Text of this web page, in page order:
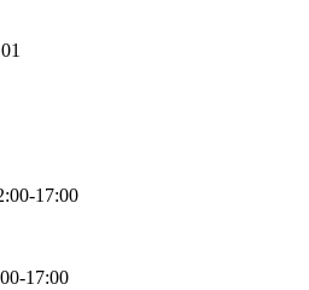
17:00
17:00